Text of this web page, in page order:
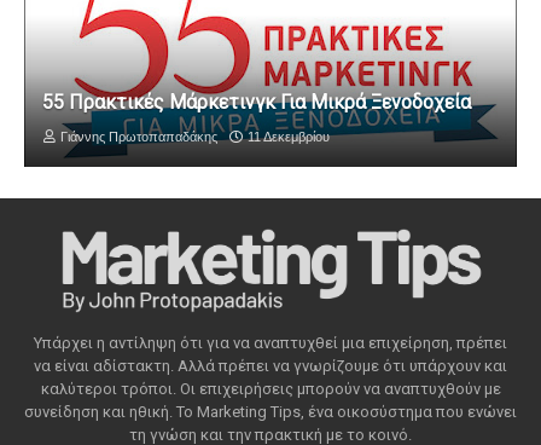
55 Πρακτικές Μάρκετινγκ Για Μικρά Ξενοδοχεία
Γιάννης Πρωτοπαπαδάκης 11 Δεκεμβρίου
Υπάρχει η αντίληψη ότι για να αναπτυχθεί μια επιχείρηση, πρέπει
να είναι αδίστακτη. Αλλά πρέπει να γνωρίζουμε ότι υπάρχουν και
καλύτεροι τρόποι. Οι επιχειρήσεις μπορούν να αναπτυχθούν με
συνείδηση ​​και ηθική. Το Marketing Tips, ένα οικοσύστημα που ενώνει
τη γνώση και την πρακτική με το κοινό.